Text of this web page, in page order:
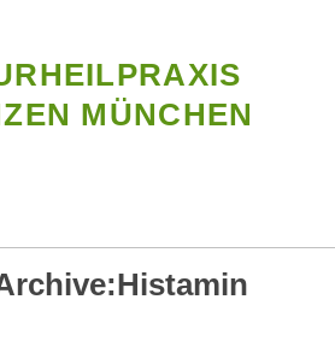
MÜNCHEN
Histamin